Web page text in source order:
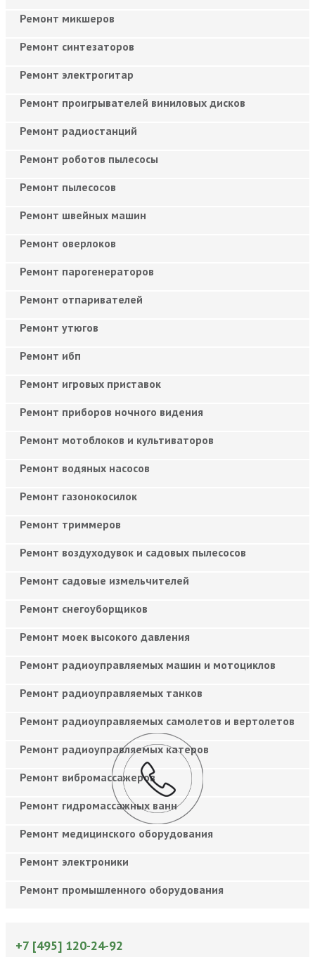
Ремонт микшеров
Ремонт синтезаторов
Ремонт электрогитар
Ремонт проигрывателей виниловых дисков
Ремонт радиостанций
Ремонт роботов пылесосы
Ремонт пылесосов
Ремонт швейных машин
Ремонт оверлоков
Ремонт парогенераторов
Ремонт отпаривателей
Ремонт утюгов
Ремонт ибп
Ремонт игровых приставок
Ремонт приборов ночного видения
Ремонт мотоблоков и культиваторов
Ремонт водяных насосов
Ремонт газонокосилок
Ремонт триммеров
Ремонт воздуходувок и садовых пылесосов
Ремонт садовые измельчителей
Ремонт снегоуборщиков
Ремонт моек высокого давления
Ремонт радиоуправляемых машин и мотоциклов
Ремонт радиоуправляемых танков
Ремонт радиоуправляемых самолетов и вертолетов
Ремонт радиоуправляемых катеров
Ремонт вибромассажеров
Ремонт гидромассажных ванн
Ремонт медицинского оборудования
Ремонт электроники
Ремонт промышленного оборудования
+7 [495] 120-24-92